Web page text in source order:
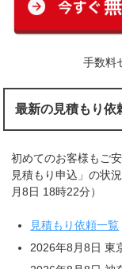
手数料
最新の見積もり依
初めてのお客様もご
見積もり申込」の状
月8日 18時22分）
見積もり依頼一覧
2026年8月8日 東